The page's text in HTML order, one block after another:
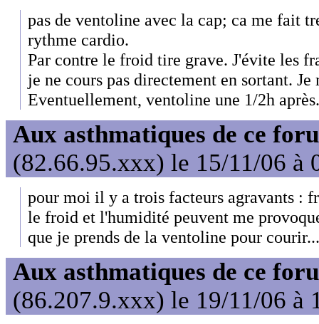
pas de ventoline avec la cap; ca me fait
rythme cardio.
Par contre le froid tire grave. J'évite les
je ne cours pas directement en sortant. Je
Eventuellement, ventoline une 1/2h après.
Aux asthmatiques de ce
(82.66.95.xxx) le 15/11/06 à
pour moi il y a trois facteurs agravants :
le froid et l'humidité peuvent me
que je prends de la ventoline pour courir...
Aux asthmatiques de ce
(86.207.9.xxx) le 19/11/06 à